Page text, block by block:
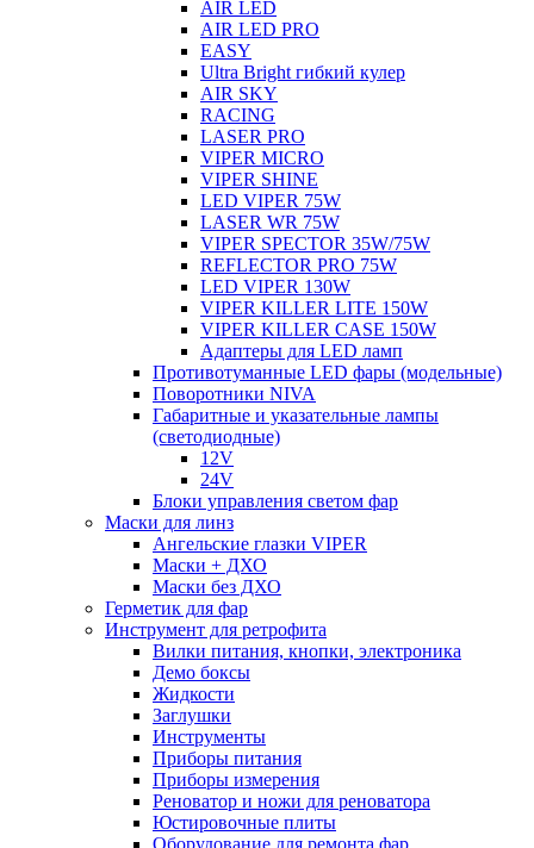
AIR LED
AIR LED PRO
EASY
Ultra Bright гибкий кулер
AIR SKY
RACING
LASER PRO
VIPER MICRO
VIPER SHINE
LED VIPER 75W
LASER WR 75W
VIPER SPECTOR 35W/75W
REFLECTOR PRO 75W
LED VIPER 130W
VIPER KILLER LITE 150W
VIPER KILLER CASE 150W
Адаптеры для LED ламп
Противотуманные LED фары (модельные)
Поворотники NIVA
Габаритные и указательные лампы
(светодиодные)
12V
24V
Блоки управления светом фар
Маски для линз
Ангельские глазки VIPER
Маски + ДХО
Маски без ДХО
Герметик для фар
Инструмент для ретрофита
Вилки питания, кнопки, электроника
Демо боксы
Жидкости
Заглушки
Инструменты
Приборы питания
Приборы измерения
Реноватор и ножи для реноватора
Юстировочные плиты
Оборудование для ремонта фар